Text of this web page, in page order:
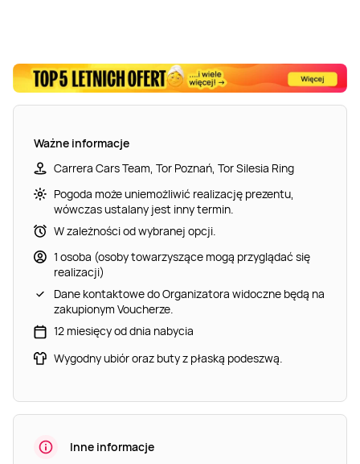
Ważne informacje
Carrera Cars Team, Tor Poznań, Tor Silesia Ring
Pogoda może uniemożliwić realizację prezentu,
wówczas ustalany jest inny termin.
W zależności od wybranej opcji.
1 osoba (osoby towarzyszące mogą przyglądać się
realizacji)
Dane kontaktowe do Organizatora widoczne będą na
zakupionym Voucherze.
12 miesięcy od dnia nabycia
Wygodny ubiór oraz buty z płaską podeszwą.
Inne informacje